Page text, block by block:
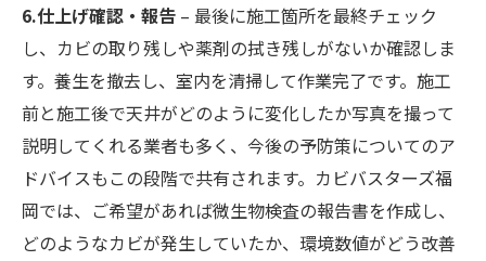
6.仕上げ確認・報告 – 最後に施工箇所を最終チェック
し、カビの取り残しや薬剤の拭き残しがないか確認しま
す。養生を撤去し、室内を清掃して作業完了です。施工
前と施工後で天井がどのように変化したか写真を撮って
説明してくれる業者も多く、今後の予防策についてのア
ドバイスもこの段階で共有されます。カビバスターズ福
岡では、ご希望があれば微生物検査の報告書を作成し、
どのようなカビが発生していたか、環境数値がどう改善